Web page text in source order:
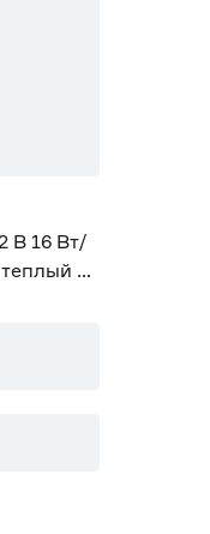
В 16 Вт/
5